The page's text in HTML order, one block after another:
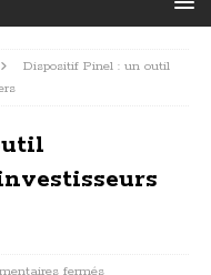
Dispositif Pinel : un outil
fermés